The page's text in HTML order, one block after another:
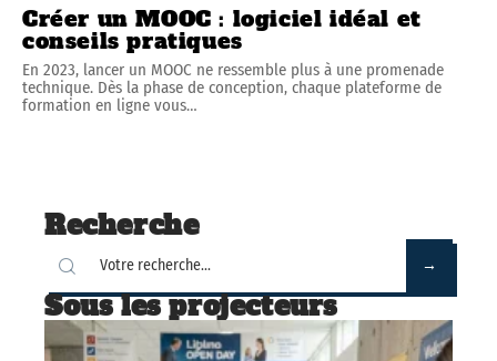
Créer un MOOC : logiciel idéal et
conseils pratiques
En 2023, lancer un MOOC ne ressemble plus à une promenade
technique. Dès la phase de conception, chaque plateforme de
formation en ligne vous…
Recherche
Sous les projecteurs